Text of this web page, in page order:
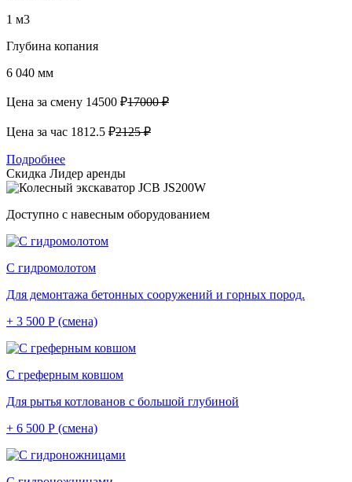
1 м3
Глубина копания
6 040 мм
Цена за смену 14500 ₽17000 ₽
Цена за час 1812.5 ₽2125 ₽
Подробнее
Скидка Лидер аренды
Доступно с навесным оборудованием
С гидромолотом
Для демонтажа бетонных сооружений и горных пород.
+ 3 500 Р (смена)
С греферным ковшом
Для рытья котлованов с большой глубиной
+ 6 500 Р (смена)